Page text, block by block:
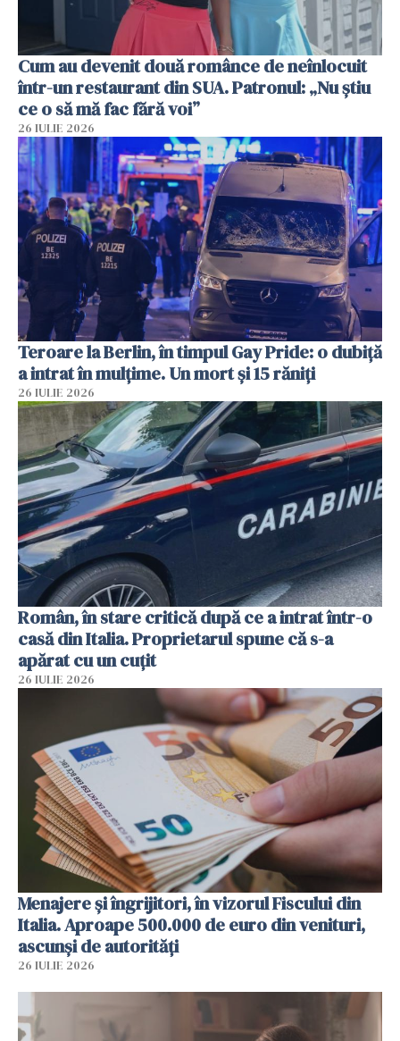
Cum au devenit două românce de neînlocuit
într-un restaurant din SUA. Patronul: „Nu știu
ce o să mă fac fără voi”
26 IULIE 2026
Teroare la Berlin, în timpul Gay Pride: o dubiță
a intrat în mulțime. Un mort și 15 răniți
26 IULIE 2026
Român, în stare critică după ce a intrat într-o
casă din Italia. Proprietarul spune că s-a
apărat cu un cuțit
26 IULIE 2026
Menajere și îngrijitori, în vizorul Fiscului din
Italia. Aproape 500.000 de euro din venituri,
ascunși de autorități
26 IULIE 2026